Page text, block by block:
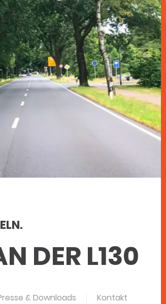
DER L130
& Downloads Kontakt